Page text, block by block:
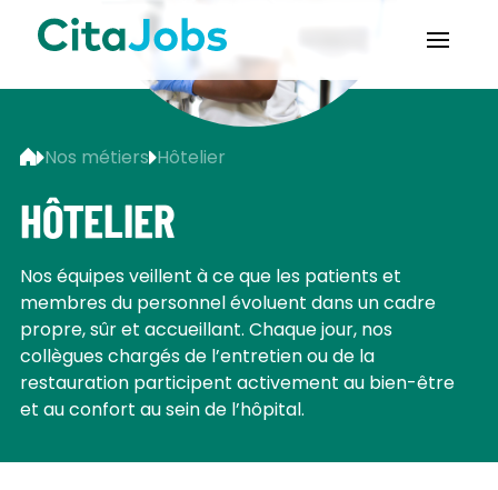
Nos métiers Hôtelier
HÔTELIER
Nos équipes veillent à ce que les patients et
membres du personnel évoluent dans un cadre
propre, sûr et accueillant. Chaque jour, nos
collègues chargés de l’entretien ou de la
restauration participent activement au bien-être
et au confort au sein de l’hôpital.